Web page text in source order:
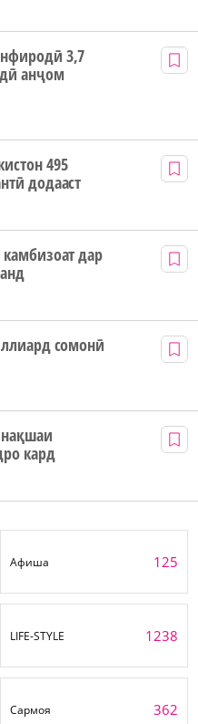
3,7
анҷом
495
додааст
дар
сомонӣ
кард
Афиша 125
LIFE-STYLE 1238
Сармоя 362